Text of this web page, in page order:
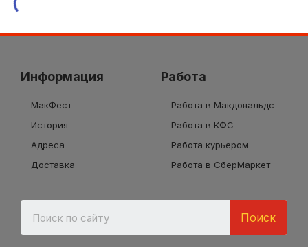
Информация
МакФест
История
Адреса
Доставка
Работа
Работа в Макдональдс
Работа в КФС
Работа курьером
Работа в СберМаркет
Поиск